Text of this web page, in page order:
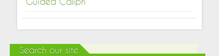
Guided Caliph
Search our site